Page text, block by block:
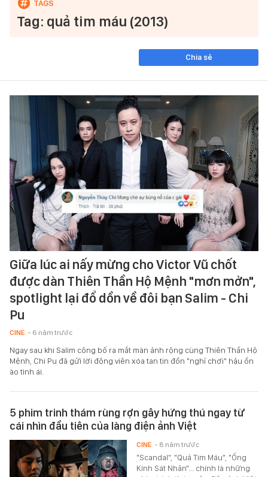
Tag: quả tim máu (2013)
Chia sẻ
Giữa lúc ai nấy mừng cho Victor Vũ chốt
được dàn Thiên Thần Hộ Mệnh "mơn mởn",
spotlight lại đổ dồn về đôi bạn Salim - Chi
Pu
CINE - 6 năm trước
Ngay sau khi Salim công bố ra mắt màn ảnh rộng cùng Thiên Thần Hộ
Mệnh, Chi Pu đã gửi lời động viên xóa tan tin đồn "nghỉ chơi" hậu ồn
ào tình ái.
5 phim trinh thám rùng rợn gây hứng thú ngay từ
cái nhìn đầu tiên của làng điện ảnh Việt
"Scandal", "Quả Tim Máu", "Ống
Kính Sát Nhân"... chính là những
CINE - 8 năm trước